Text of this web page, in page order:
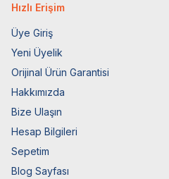
Hızlı Erişim
Üye Giriş
Yeni Üyelik
Orijinal Ürün Garantisi
Hakkımızda
Bize Ulaşın
Hesap Bilgileri
Sepetim
Blog Sayfası